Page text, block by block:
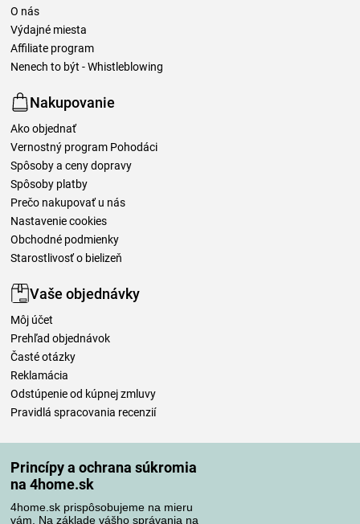
Princípy a ochrana súkromia
na 4home.sk
4home.sk prispôsobujeme na mieru
vám. Na základe vášho správania na
O nás
Výdajné miesta
Affiliate program
Nenech to být - Whistleblowing
Nakupovanie
Ako objednať
Vernostný program Pohodáci
Spôsoby a ceny dopravy
Spôsoby platby
Prečo nakupovať u nás
Nastavenie cookies
Obchodné podmienky
Starostlivosť o bielizeň
Vaše objednávky
Môj účet
Prehľad objednávok
Časté otázky
Reklamácia
Odstúpenie od kúpnej zmluvy
Pravidlá spracovania recenzií
Spôsoby platby